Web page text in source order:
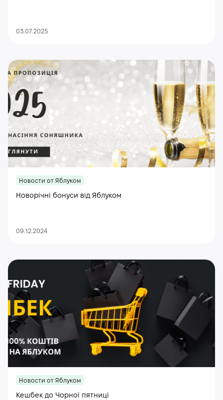
03.07.2025
Новости от Яблуком
Новорічні бонуси від Яблуком
09.12.2024
Новости от Яблуком
Кешбек до Чорної пятниці